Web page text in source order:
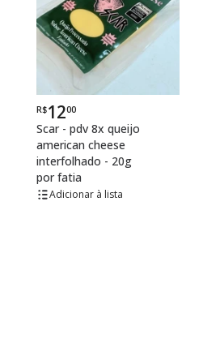
Por
R$1200
Scar - pdv 8x queijo
american cheese
interfolhado - 20g
por fatia
lista